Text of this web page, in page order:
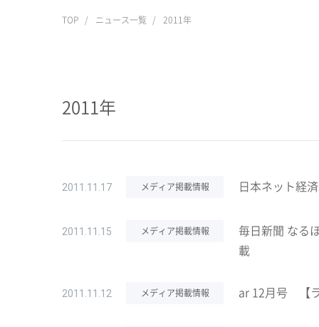
TOP ニュース一覧 2011年
2011年
2011.11.17 メディア掲載情報 日本ネット経
2011.11.15 メディア掲載情報
毎日新聞 なる
載
2011.11.12 メディア掲載情報 ar 12月号 【